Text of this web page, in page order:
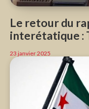
Le retour du
interétatique :
23 janvier 2025